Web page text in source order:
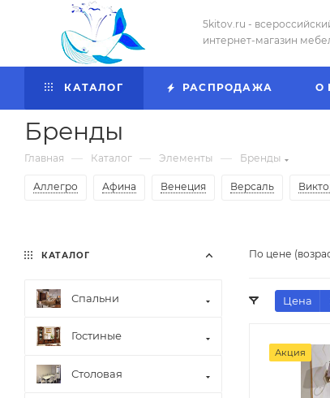
5kitov.ru -
интернет-магазин
КАТАЛОГ РАСПРОДАЖА О
Бренды
Главная — Каталог — Элементы — Бренды
Аллегро Афина Венеция Версаль
По цене
Цена
Акция
КАТАЛОГ
Спальни
Гостиные
Столовая